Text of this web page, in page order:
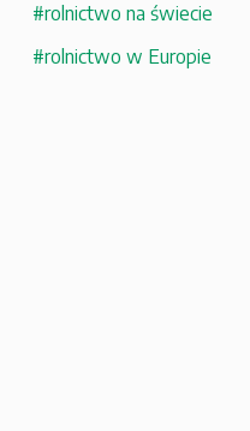
#rolnictwo na świecie
#rolnictwo w Europie